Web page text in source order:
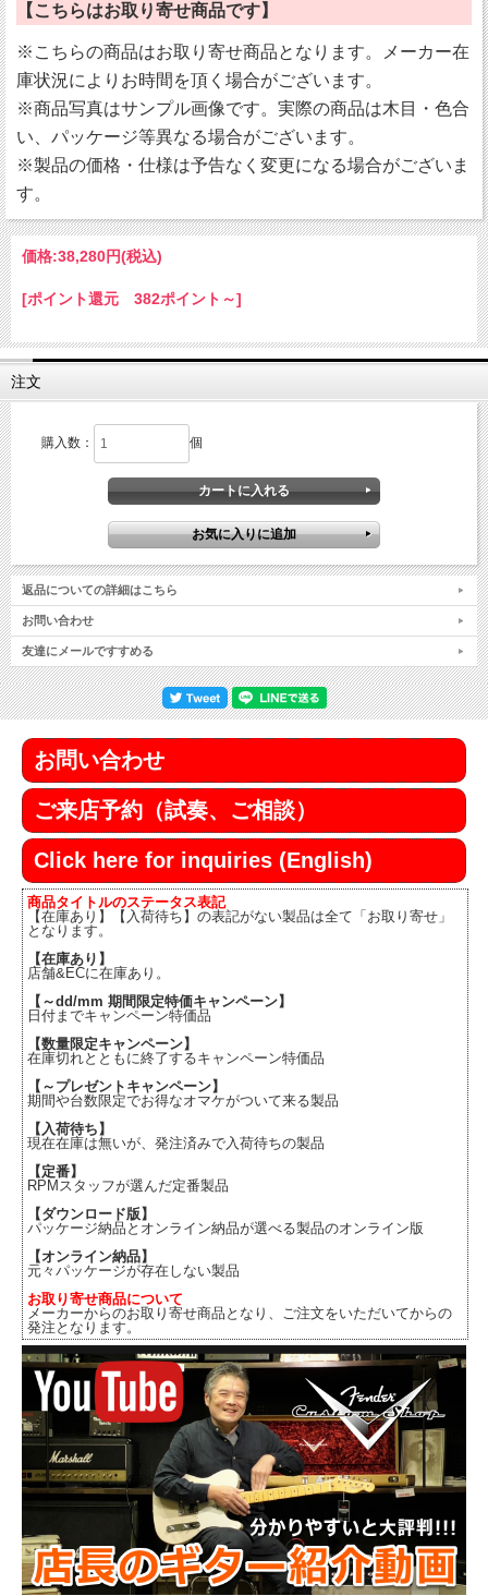
【こちらはお取り寄せ商品です】
※こちらの商品はお取り寄せ商品となります。メーカー在
庫状況によりお時間を頂く場合がございます。
※商品写真はサンプル画像です。実際の商品は木目・色合
い、パッケージ等異なる場合がございます。
※製品の価格・仕様は予告なく変更になる場合がございま
す。
価格:38,280円(税込)
[ポイント還元 382ポイント～]
注文
購入数： 個
返品についての詳細はこちら
お問い合わせ
友達にメールですすめる
お問い合わせ
ご来店予約（試奏、ご相談）
Click here for inquiries (English)
商品タイトルのステータス表記
【在庫あり】【入荷待ち】の表記がない製品は全て「お取り寄せ」
となります。
【在庫あり】
店舗&ECに在庫あり。
【～dd/mm 期間限定特価キャンペーン】
日付までキャンペーン特価品
【数量限定キャンペーン】
在庫切れとともに終了するキャンペーン特価品
【～プレゼントキャンペーン】
期間や台数限定でお得なオマケがついて来る製品
【入荷待ち】
現在在庫は無いが、発注済みで入荷待ちの製品
【定番】
RPMスタッフが選んだ定番製品
【ダウンロード版】
パッケージ納品とオンライン納品が選べる製品のオンライン版
【オンライン納品】
元々パッケージが存在しない製品
お取り寄せ商品について
メーカーからのお取り寄せ商品となり、ご注文をいただいてからの
発注となります。